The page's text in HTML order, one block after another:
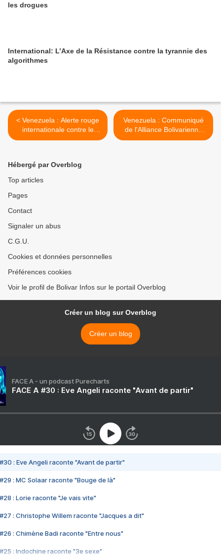
les drogues
International: L’Axe de la Résistance contre la tyrannie des
algorithmes
< Venezuela : Alerte rouge
internationale contre le
pilote de l'hélicoptère volé
Venezuela : Communiqué
de l'Alliance Bolivarienne
pour les Peuples de Notre
Hébergé par Overblog
Top articles
Pages
Contact
Signaler un abus
C.G.U.
Cookies et données personnelles
Préférences cookies
Voir le profil de Bolivar Infos sur le portail Overblog
Créer un blog sur Overblog
Créer un blog
FACE A - un podcast Purecharts
FACE A #30 : Eve Angeli raconte "Avant de partir"
#30 : Eve Angeli raconte "Avant de partir"
#29 : MC Solaar raconte "Bouge de là"
#28 : Lorie raconte "Je vais vite"
#27 : Christophe Willem raconte "Jacques a dit"
#26 : Chimène Badi raconte "Entre nous"
#25 : Indochine raconte "3e sexe"